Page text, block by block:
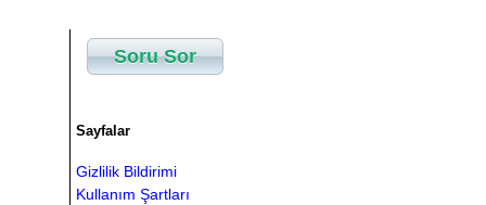
Soru Sor
Sayfalar
Gizlilik Bildirimi
Kullanım Şartları